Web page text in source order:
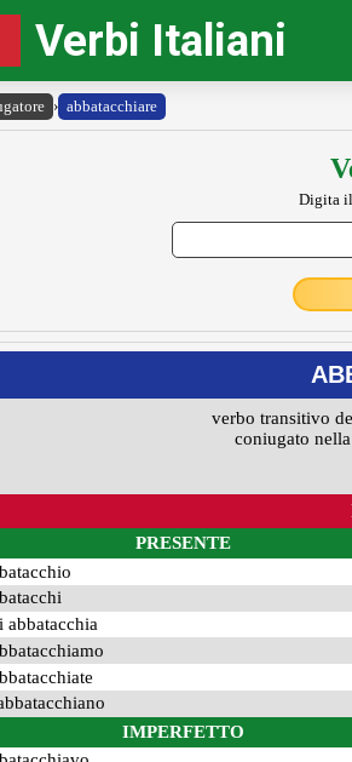
Verbi Italiani
› abbatacchiare
Digita
verbo transitivo
coniugato
PRESENTE
abbatacchia
IMPERFETTO